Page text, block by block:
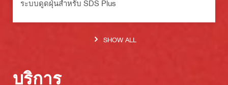
ระบบดูดฝุ่นสำหรับ SDS Plus
SHOW ALL
บริการ